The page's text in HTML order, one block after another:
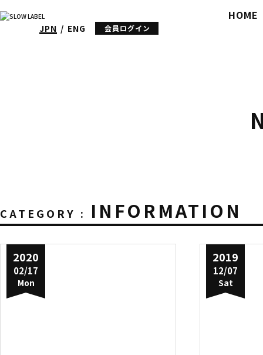
HOME
JPN ENG 会員ログイン
CATEGORY : INFORMATION
2020
02/17
Mon
2019
12/07
Sat